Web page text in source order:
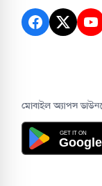
মোবাইল অ্যাপস
GET IT ON